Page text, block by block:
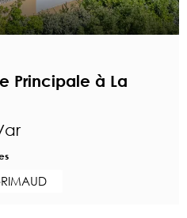
Principale à La